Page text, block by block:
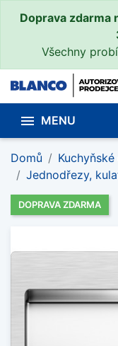
Doprava zdarma
Všechny
 MENU
Domů
Jednodřezy,
DOPRAVA ZDARMA